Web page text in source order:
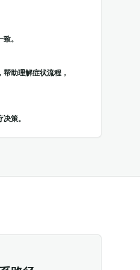
。
助理解症状流程，
策。